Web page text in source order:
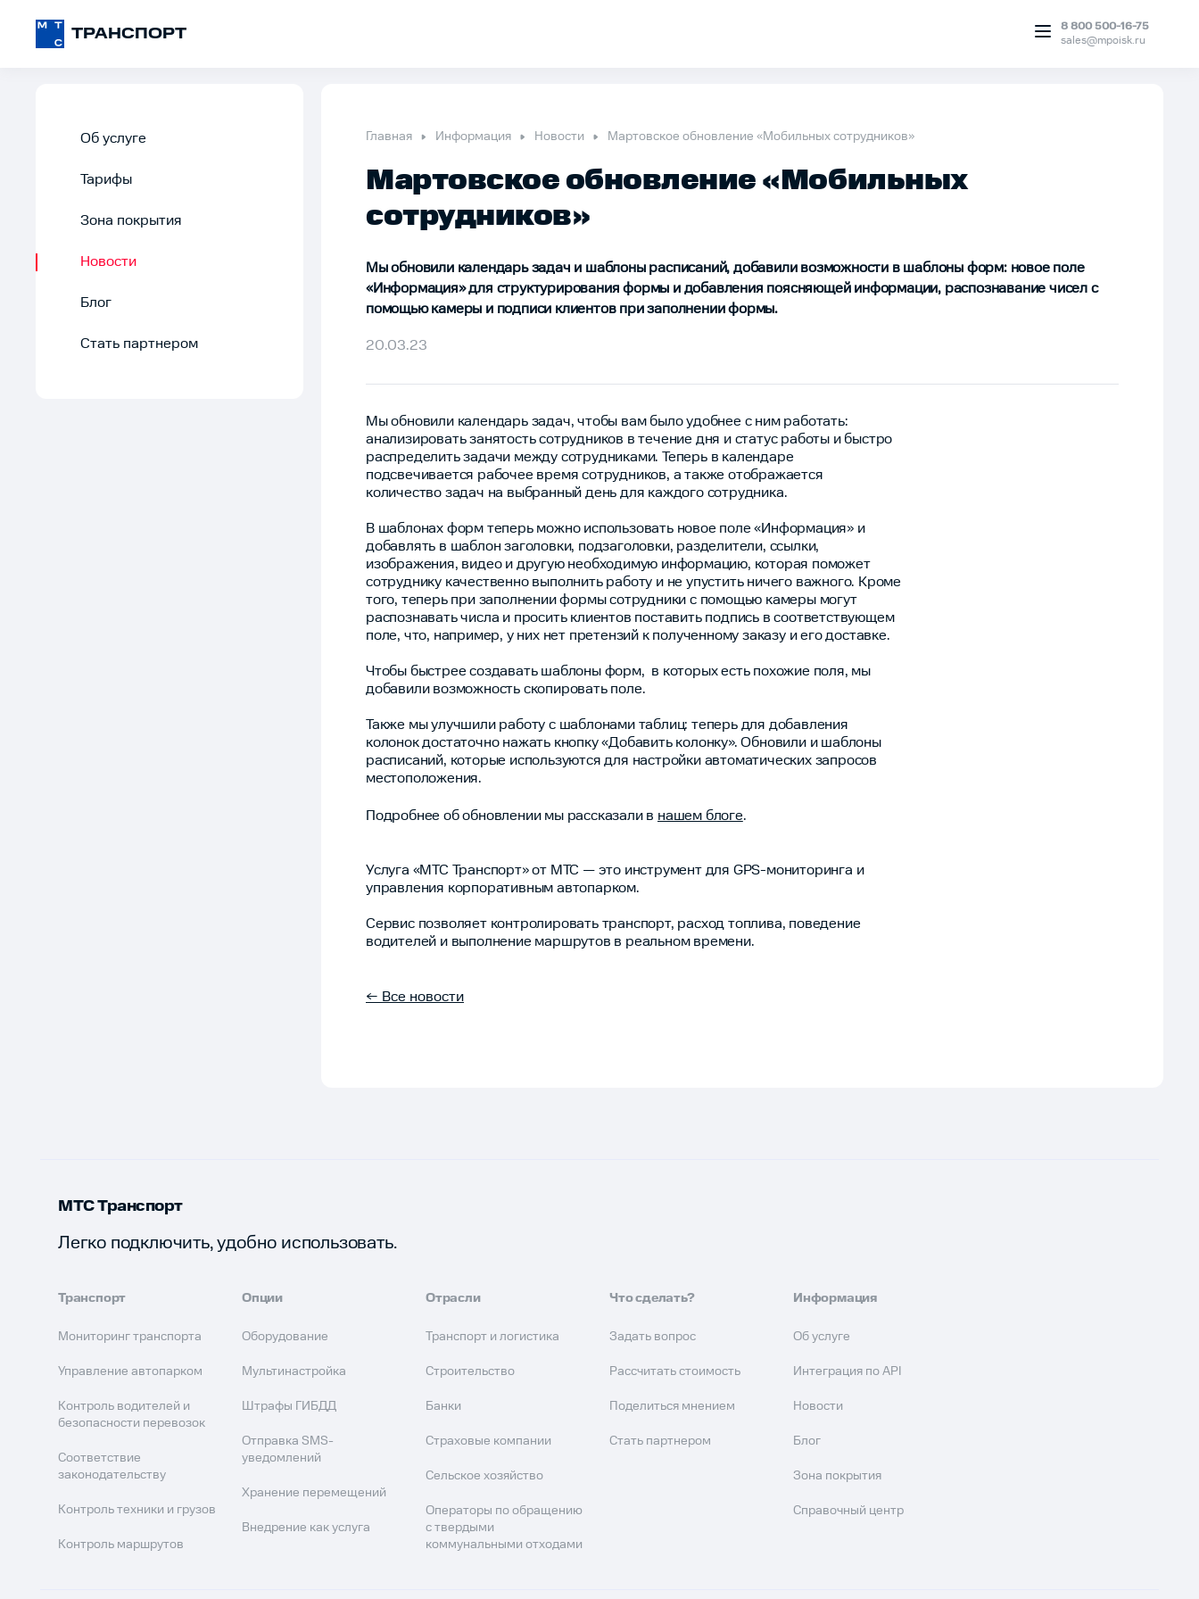
ТРАНСПОРТ
8 800 500-16-75
sales@mpoisk.ru
Об услуге
Тарифы
Зона покрытия
Новости
Блог
Стать партнером
Главная Информация Новости Мартовское обновление «Мобильных сотрудников»
Мартовское обновление «Мобильных
сотрудников»
Мы обновили календарь задач и шаблоны расписаний, добавили возможности в шаблоны форм: новое поле
«Информация» для структурирования формы и добавления поясняющей информации, распознавание чисел с
помощью камеры и подписи клиентов при заполнении формы.
20.03.23
Мы обновили календарь задач, чтобы вам было удобнее с ним работать:
анализировать занятость сотрудников в течение дня и статус работы и быстро
распределить задачи между сотрудниками. Теперь в календаре
подсвечивается рабочее время сотрудников, а также отображается
количество задач на выбранный день для каждого сотрудника.
В шаблонах форм теперь можно использовать новое поле «Информация» и
добавлять в шаблон заголовки, подзаголовки, разделители, ссылки,
изображения, видео и другую необходимую информацию, которая поможет
сотруднику качественно выполнить работу и не упустить ничего важного. Кроме
того, теперь при заполнении формы сотрудники с помощью камеры могут
распознавать числа и просить клиентов поставить подпись в соответствующем
поле, что, например, у них нет претензий к полученному заказу и его доставке.
Чтобы быстрее создавать шаблоны форм, в которых есть похожие поля, мы
добавили возможность скопировать поле.
Также мы улучшили работу с шаблонами таблиц: теперь для добавления
колонок достаточно нажать кнопку «Добавить колонку». Обновили и шаблоны
расписаний, которые используются для настройки автоматических запросов
местоположения.
Подробнее об обновлении мы рассказали в нашем блоге.
Услуга «МТС Транспорт» от МТС — это инструмент для GPS-мониторинга и
управления корпоративным автопарком.
Сервис позволяет контролировать транспорт, расход топлива, поведение
водителей и выполнение маршрутов в реальном времени.
← Все новости
МТС Транспорт
Легко подключить, удобно использовать.
Транспорт
Мониторинг транспорта
Управление автопарком
Контроль водителей и
безопасности перевозок
Соответствие
законодательству
Контроль техники и грузов
Контроль маршрутов
Опции
Оборудование
Мультинастройка
Штрафы ГИБДД
Отправка SMS-
уведомлений
Хранение перемещений
Внедрение как услуга
Отрасли
Транспорт и логистика
Строительство
Банки
Страховые компании
Сельское хозяйство
Операторы по обращению
с твердыми
коммунальными отходами
Что сделать?
Задать вопрос
Рассчитать стоимость
Поделиться мнением
Стать партнером
Информация
Об услуге
Интеграция по API
Новости
Блог
Зона покрытия
Справочный центр